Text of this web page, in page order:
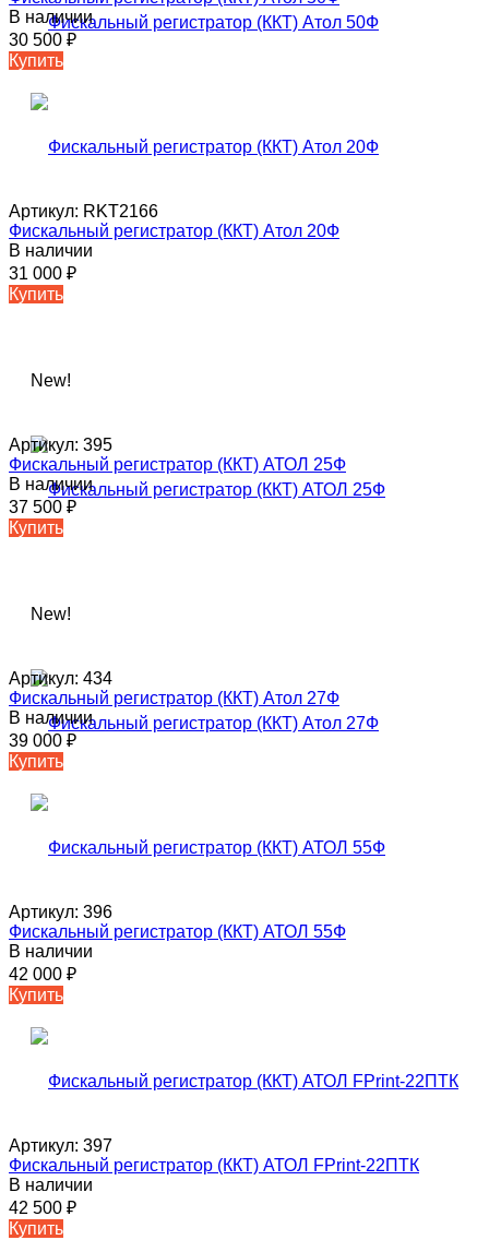
В наличии
30 500 ₽
Купить
Артикул: RKT2166
Фискальный регистратор (ККТ) Атол 20Ф
В наличии
31 000 ₽
Купить
New!
Артикул: 395
Фискальный регистратор (ККТ) АТОЛ 25Ф
В наличии
37 500 ₽
Купить
New!
Артикул: 434
Фискальный регистратор (ККТ) Атол 27Ф
В наличии
39 000 ₽
Купить
Артикул: 396
Фискальный регистратор (ККТ) АТОЛ 55Ф
В наличии
42 000 ₽
Купить
Артикул: 397
Фискальный регистратор (ККТ) АТОЛ FPrint-22ПТК
В наличии
42 500 ₽
Купить